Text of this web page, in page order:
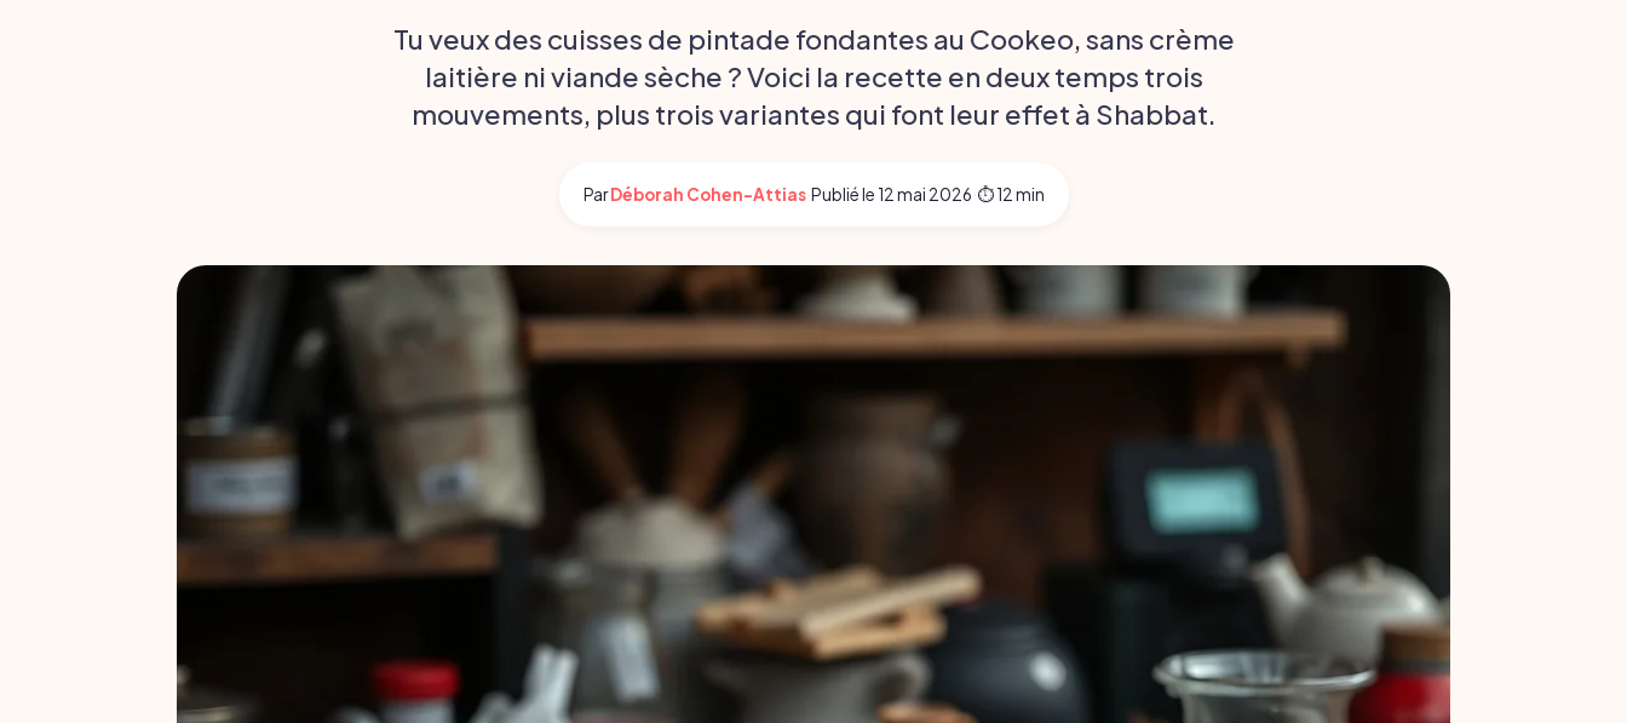
Tu veux des cuisses de pintade fondantes au Cookeo, sans crème
laitière ni viande sèche ? Voici la recette en deux temps trois
mouvements, plus trois variantes qui font leur effet à Shabbat.
ParDéborah Cohen-Attias·Publié le 12 mai 2026·⏱ 12 min